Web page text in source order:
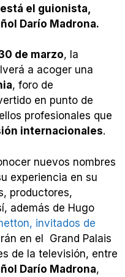
el guionista,
Darío Madrona.
de marzo, la
a acoger una
, foro de
en punto de
profesionales que
internacionales.
nuevos nombres
experiencia en su
productores,
además de Hugo
invitados de
en el Grand Palais
de la televisión, entre
Darío Madrona,